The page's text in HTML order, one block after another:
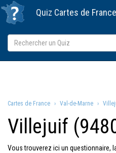
Quiz Cartes de France
Cartes de France Val-de-Marne
Villejuif
Vous trouverez ici un questionnaire,